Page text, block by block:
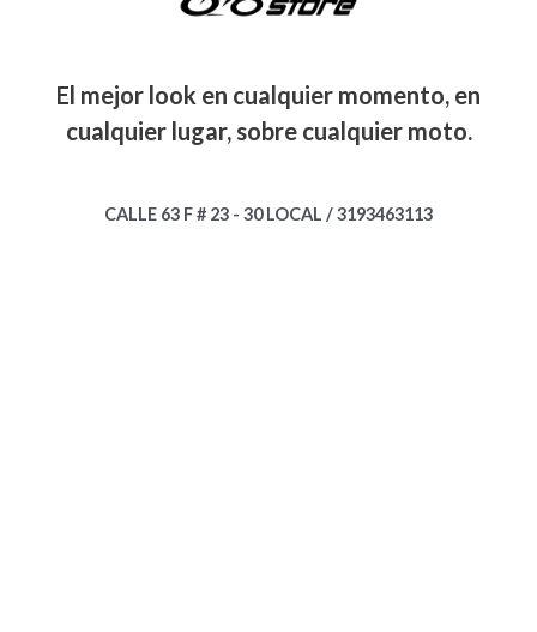
El mejor look en cualquier momento, en
cualquier lugar, sobre cualquier moto.
CALLE 63 F # 23 - 30 LOCAL / 3193463113